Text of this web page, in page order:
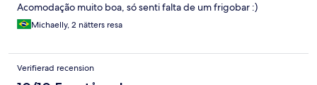
Acomodação muito boa, só senti falta de um frigobar :)
Michaelly, 2 nätters resa
Verifierad recension